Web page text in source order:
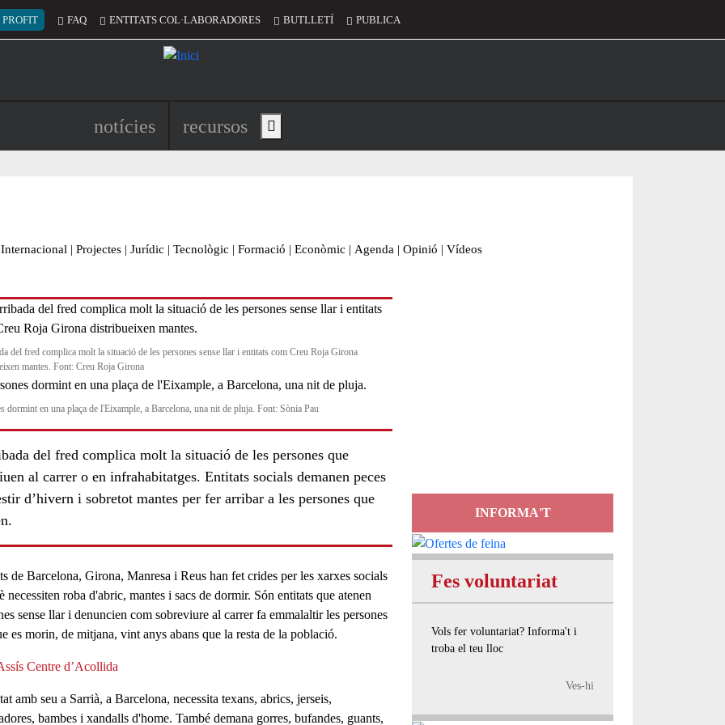
del compte d'usuari
PROFIT FAQ ENTITATS COL·LABORADORES BUTLLETÍ PUBLICA
Navegació principal de l'encapçalament
notícies recursos Show main menu
Internacional | Projectes | Jurídic | Tecnològic | Formació | Econòmic | Agenda | Opinió | Vídeos
del fred complica molt la situació de les persones sense llar i entitats com Creu Roja Girona
mantes. Font: Creu Roja Girona
dormint en una plaça de l'Eixample, a Barcelona, una nit de pluja. Font: Sònia Pau
del fred complica molt la situació de les persones que
al carrer o en infrahabitatges. Entitats socials demanen peces
d’hivern i sobretot mantes per fer arribar a les persones que
de Barcelona, Girona, Manresa i Reus han fet crides per les xarxes socials
necessiten roba d'abric, mantes i sacs de dormir. Són entitats que atenen
sense llar i denuncien com sobreviure al carrer fa emmalaltir les persones
es morin, de mitjana, vint anys abans que la resta de la població.
Centre d’Acollida
amb seu a Sarrià, a Barcelona, necessita texans, abrics, jerseis,
bambes i xandalls d'home. També demana gorres, bufandes, guants,
INFORMA'T
Fes voluntariat
Vols fer voluntariat? Informa't i
troba el teu lloc
Ves-hi